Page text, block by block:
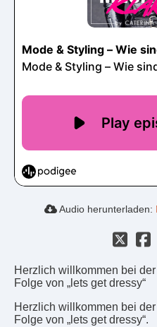
Audio herunterladen:
Herzlich willkommen bei
Folge von „lets get dressy“
Herzlich willkommen bei
Folge von „lets get dressy“.